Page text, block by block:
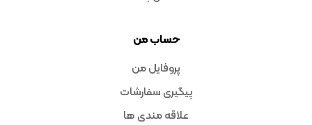
حساب من
پروفایل من
پیگیری سفارشات
علاقه مندی ها